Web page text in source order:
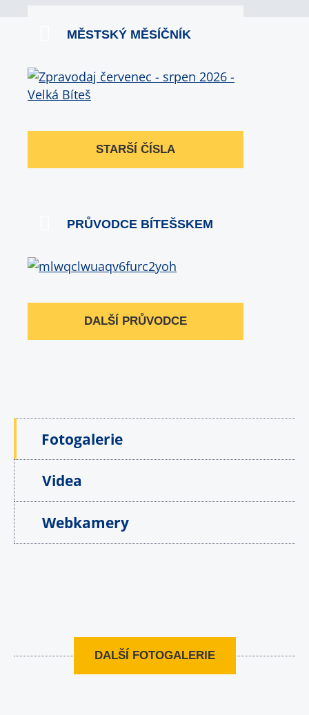
MĚSTSKÝ MĚSÍČNÍK
STARŠÍ ČÍSLA
PRŮVODCE BÍTEŠSKEM
DALŠÍ PRŮVODCE
Fotogalerie
Videa
Webkamery
DALŠÍ FOTOGALERIE